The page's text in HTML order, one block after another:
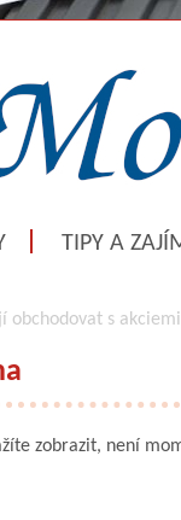
TIPY A
obchodovat s akciemi
zobrazit, není